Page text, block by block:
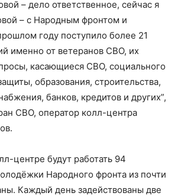
– дело ответственное, сейчас я
– с Народным фронтом и
году поступило более 21
именно от ветеранов СВО, их
касающиеся СВО, социального
образования, строительства,
банков, кредитов и других”,
СВО, оператор колл-центра
центре будут работать 94
Народного фронта из почти
Каждый день задействованы две